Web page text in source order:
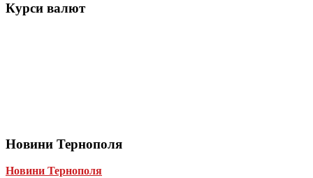
Курси валют
Новини Тернополя
Новини Тернополя